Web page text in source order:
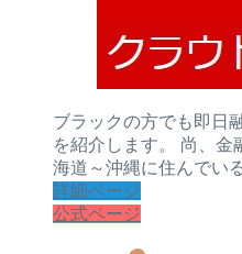
ブラックの方でも即日
を紹介します。 尚、金
海道～沖縄に住んでい
詳細ページ
公式ページ